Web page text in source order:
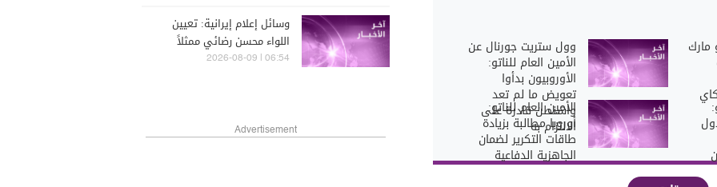
مارك وول ستريت جورنال عن
الأمين العام للناتو:
الأوروبيون بدأوا
تعويض ما لم تعد
واشنطن قادرة على
الالتزام به
الأمين العام للناتو:
أوروبا مطالبة بزيادة
طاقات التكرير لضمان
الجاهزية الدفاعية
وسائل إعلام إيرانية: تعيين
اللواء محسن رضائي ممثلاً
للمرشد في المجلس الأعلى
06:54 | 2026-08-09
Advertisement